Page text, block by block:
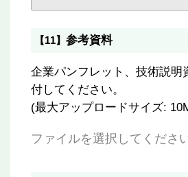
【11】 参考資料
企業パンフレット、技術説明
付してください。
(最大アップロードサイズ:
ファイルを選択してください